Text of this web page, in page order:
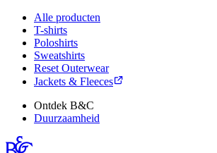
Alle producten
T-shirts
Poloshirts
Sweatshirts
Reset Outerwear
Jackets & Fleeces
Ontdek B&C
Duurzaamheid